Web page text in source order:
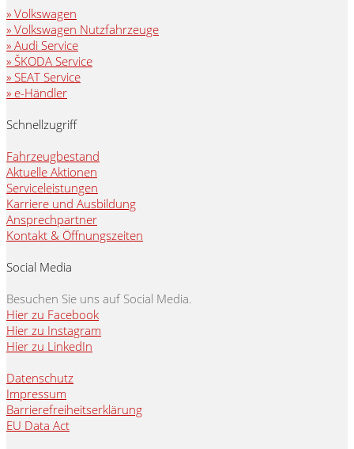
» Volkswagen
» Volkswagen Nutzfahrzeuge
» Audi Service
» ŠKODA Service
» SEAT Service
» e-Händler
Schnellzugriff
Fahrzeugbestand
Aktuelle Aktionen
Serviceleistungen
Karriere und Ausbildung
Ansprechpartner
Kontakt & Öffnungszeiten
Social Media
Besuchen Sie uns auf Social Media.
Hier zu Facebook
Hier zu Instagram
Hier zu LinkedIn
Datenschutz
Impressum
Barrierefreiheitserklärung
EU Data Act